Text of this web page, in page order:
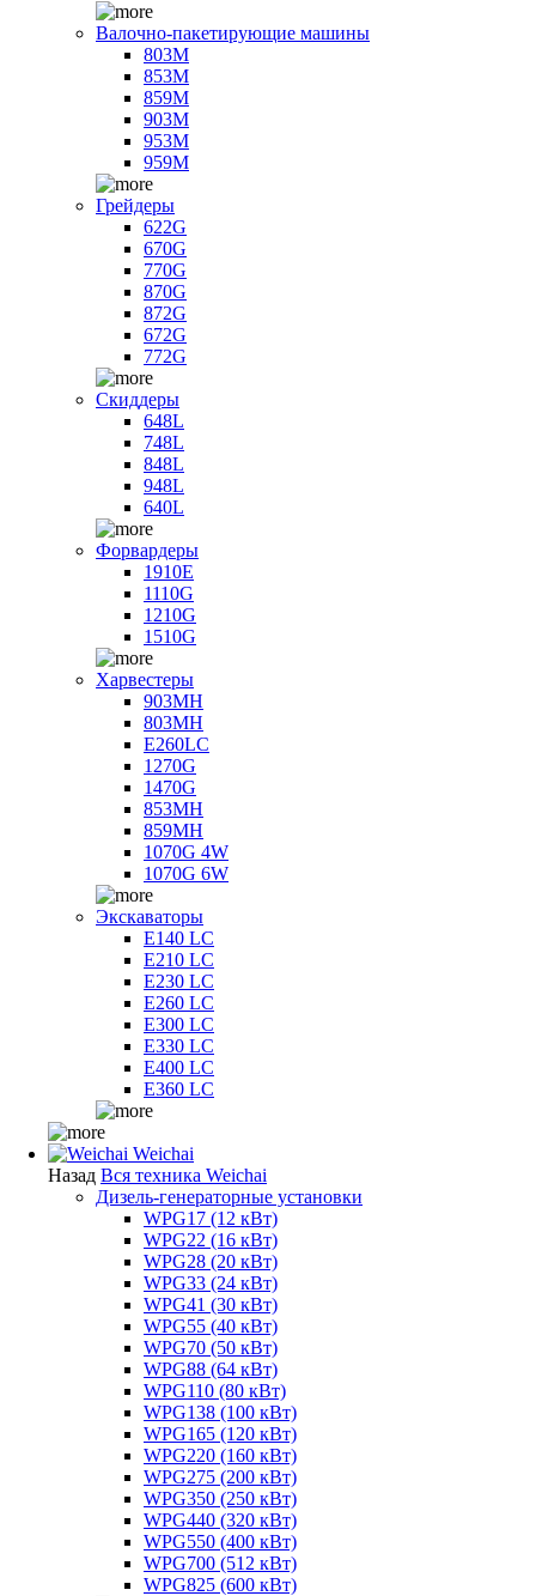
Валочно-пакетирующие машины
803M
853M
859M
903M
953M
959M
Грейдеры
622G
670G
770G
870G
872G
672G
772G
Скиддеры
648L
748L
848L
948L
640L
Форвардеры
1910E
1110G
1210G
1510G
Харвестеры
903MH
803MH
E260LC
1270G
1470G
853MH
859MH
1070G 4W
1070G 6W
Экскаваторы
E140 LC
E210 LC
E230 LC
E260 LC
E300 LC
E330 LC
E400 LC
E360 LC
Weichai
Назад Вся техника Weichai
Дизель-генераторные установки
WPG17 (12 кВт)
WPG22 (16 кВт)
WPG28 (20 кВт)
WPG33 (24 кВт)
WPG41 (30 кВт)
WPG55 (40 кВт)
WPG70 (50 кВт)
WPG88 (64 кВт)
WPG110 (80 кВт)
WPG138 (100 кВт)
WPG165 (120 кВт)
WPG220 (160 кВт)
WPG275 (200 кВт)
WPG350 (250 кВт)
WPG440 (320 кВт)
WPG550 (400 кВт)
WPG700 (512 кВт)
WPG825 (600 кВт)